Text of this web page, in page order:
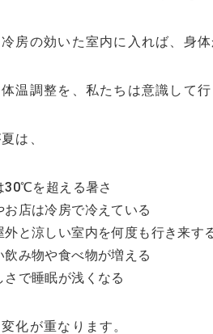
房の効いた室内に入れば、身
温調整を、私たちは意識して
は、
30℃を超える暑さ
お店は冷房で冷えている
外と涼しい室内を何度も行き来す
飲み物や食べ物が増える
さで睡眠が浅くなる
化が重なります。